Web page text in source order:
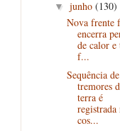
▼ junho (130)
Nova frente
encerra
de calor e
f...
Sequência de
tremores
terra é
registrada
cos...